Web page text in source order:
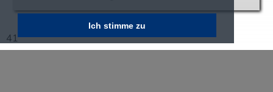
Ich stimme zu
41